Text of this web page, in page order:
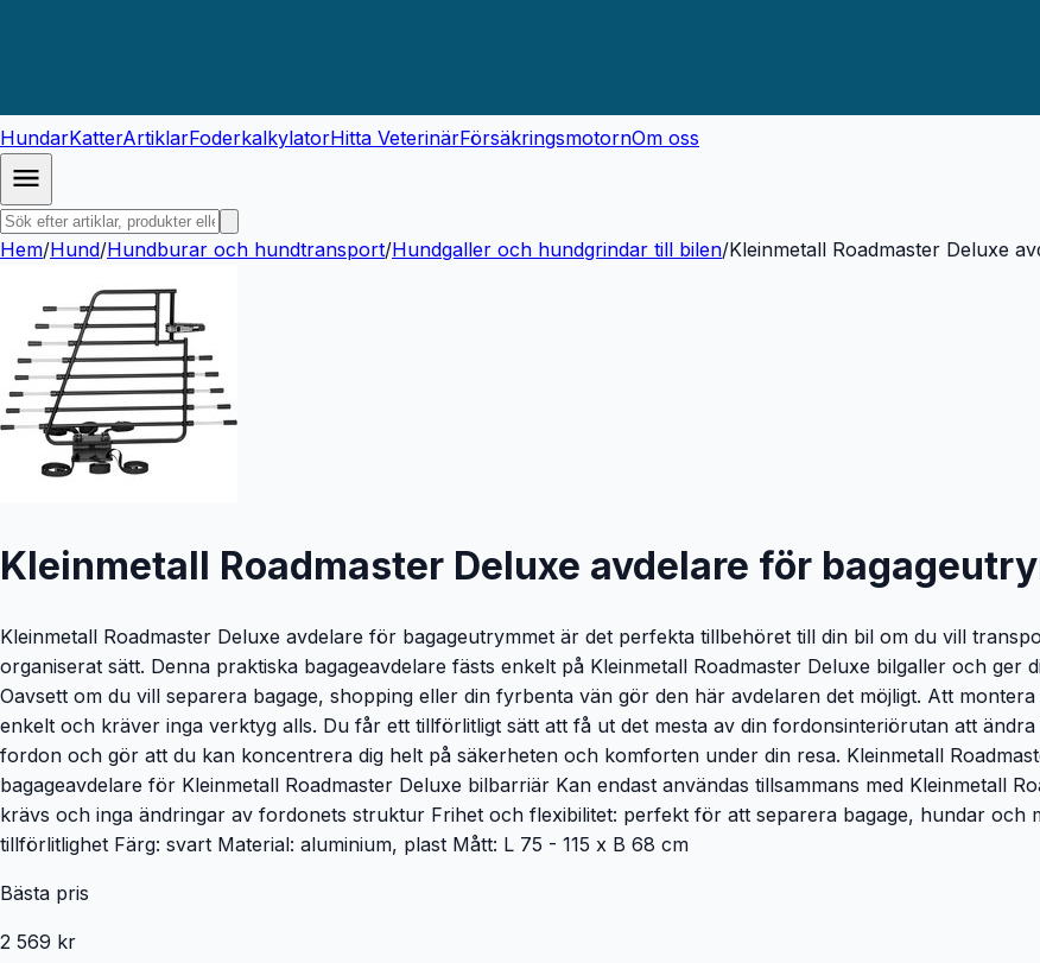
HundarKatterArtiklarFoderkalkylatorHitta VeterinärFörsäkringsmotornOm oss
Hem/Hund/Hundburar och hundtransport/Hundgaller och hundgrindar till bilen/Kleinmetall Roadmaster Deluxe
Kleinmetall Roadmaster Deluxe avdelare för
Kleinmetall Roadmaster Deluxe avdelare för bagageutrymmet är det perfekta tillbehöret till din bil om du vill
organiserat sätt. Denna praktiska bagageavdelare fästs enkelt på Kleinmetall Roadmaster Deluxe bilgaller och
Oavsett om du vill separera bagage, shopping eller din fyrbenta vän gör den här avdelaren det möjligt. Att
enkelt och kräver inga verktyg alls. Du får ett tillförlitligt sätt att få ut det mesta av din fordonsinteriörutan att
fordon och gör att du kan koncentrera dig helt på säkerheten och komforten under din resa. Kleinmetall
bagageavdelare för Kleinmetall Roadmaster Deluxe bilbarriär Kan endast användas tillsammans med Kleinmetall
krävs och inga ändringar av fordonets struktur Frihet och flexibilitet: perfekt för att separera bagage, hundar och
tillförlitlighet Färg: svart Material: aluminium, plast Mått: L 75 - 115 x B 68 cm
Bästa pris
2 569 kr